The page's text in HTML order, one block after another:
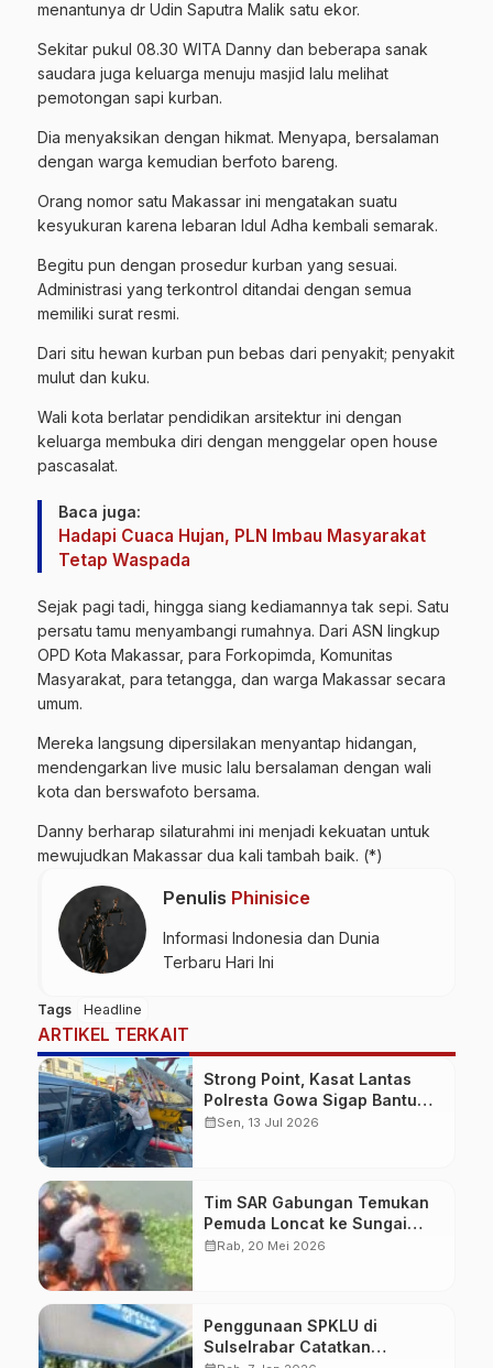
menantunya dr Udin Saputra Malik satu ekor.
Sekitar pukul 08.30 WITA Danny dan beberapa sanak
saudara juga keluarga menuju masjid lalu melihat
pemotongan sapi kurban.
Dia menyaksikan dengan hikmat. Menyapa, bersalaman
dengan warga kemudian berfoto bareng.
Orang nomor satu Makassar ini mengatakan suatu
kesyukuran karena lebaran Idul Adha kembali semarak.
Begitu pun dengan prosedur kurban yang sesuai.
Administrasi yang terkontrol ditandai dengan semua
memiliki surat resmi.
Dari situ hewan kurban pun bebas dari penyakit; penyakit
mulut dan kuku.
Wali kota berlatar pendidikan arsitektur ini dengan
keluarga membuka diri dengan menggelar open house
pascasalat.
Baca juga:
Hadapi Cuaca Hujan, PLN Imbau Masyarakat
Tetap Waspada
Sejak pagi tadi, hingga siang kediamannya tak sepi. Satu
persatu tamu menyambangi rumahnya. Dari ASN lingkup
OPD Kota Makassar, para Forkopimda, Komunitas
Masyarakat, para tetangga, dan warga Makassar secara
umum.
Mereka langsung dipersilakan menyantap hidangan,
mendengarkan live music lalu bersalaman dengan wali
kota dan berswafoto bersama.
Danny berharap silaturahmi ini menjadi kekuatan untuk
mewujudkan Makassar dua kali tambah baik. (*)
Penulis Phinisice
Informasi Indonesia dan Dunia
Terbaru Hari Ini
Tags Headline
ARTIKEL TERKAIT
Strong Point, Kasat Lantas
Polresta Gowa Sigap Bantu
Korban Kecelakaan
calendar_monthSen, 13 Jul 2026
Tim SAR Gabungan Temukan
Pemuda Loncat ke Sungai
Pampang Makassar
calendar_monthRab, 20 Mei 2026
Penggunaan SPKLU di
Sulselrabar Catatkan